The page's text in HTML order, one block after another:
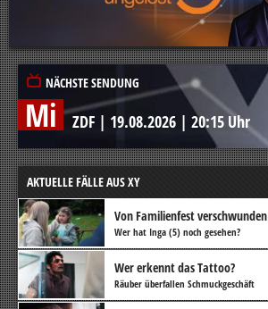
NÄCHSTE SENDUNG
Mi ZDF | 19.08.2026 | 20:15 Uhr
AKTUELLE FÄLLE AUS XY
Von Familienfest verschwunden
Wer hat Inga (5) noch gesehen?
Wer erkennt das Tattoo?
Räuber überfallen Schmuckgeschäft